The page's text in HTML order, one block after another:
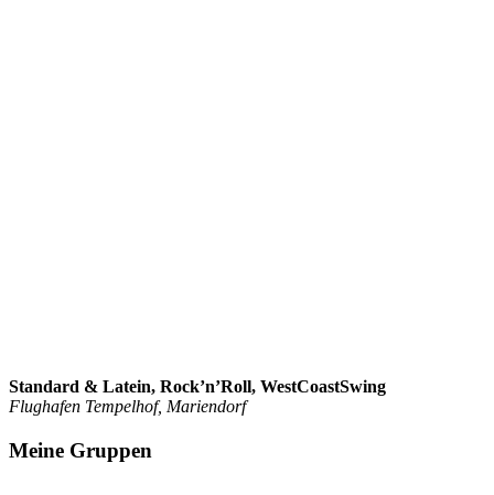
Standard & Latein, Rock’n’Roll, WestCoastSwing
Flughafen Tempelhof, Mariendorf
Meine Gruppen